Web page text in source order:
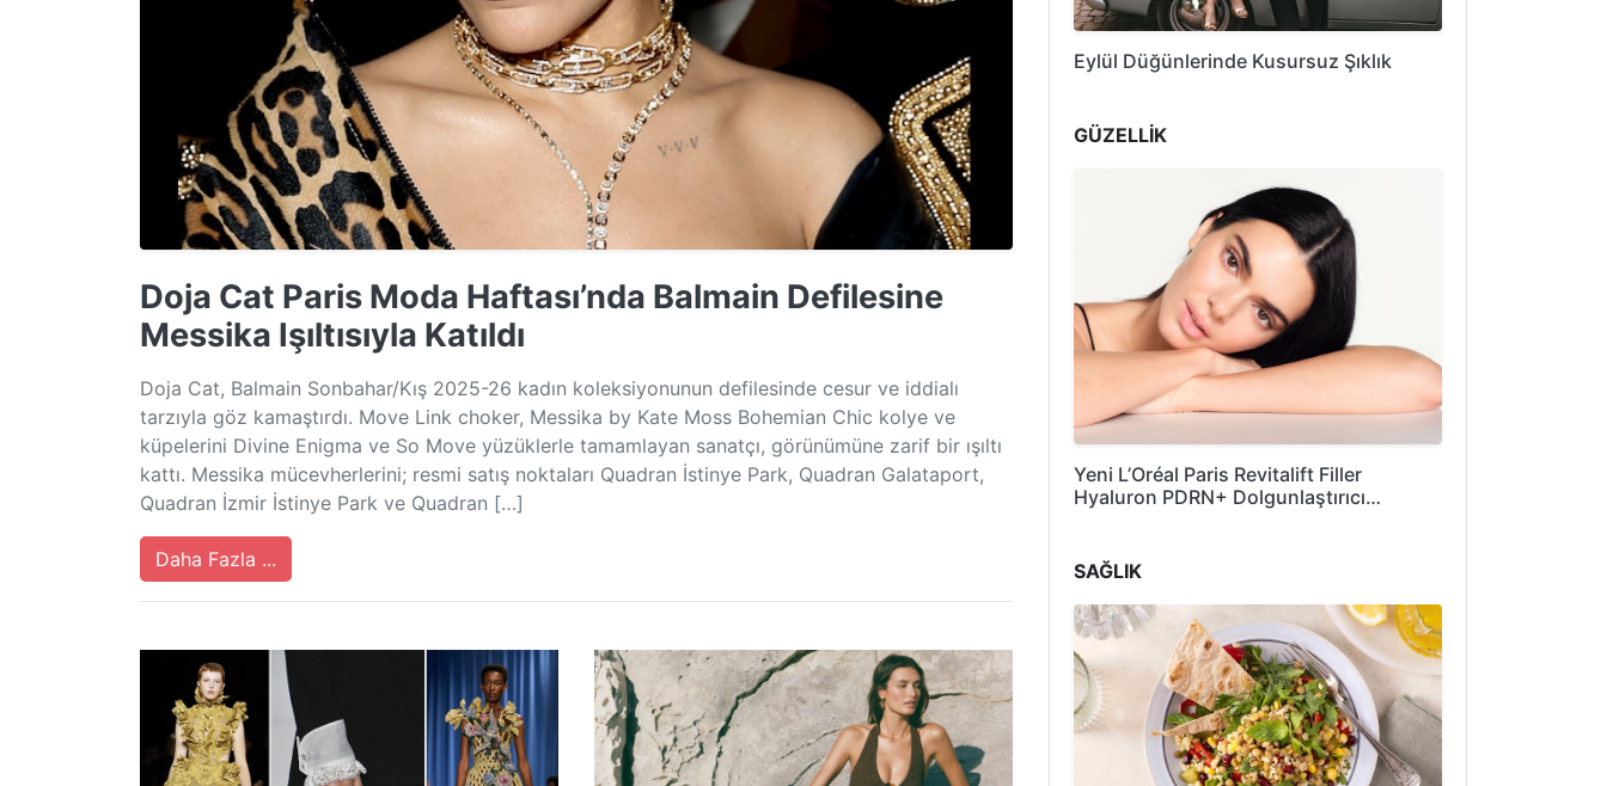
Doja Cat Paris Moda Haftası’nda Balmain Defilesine
Messika Işıltısıyla Katıldı
Doja Cat, Balmain Sonbahar/Kış 2025-26 kadın koleksiyonunun defilesinde cesur ve iddialı
tarzıyla göz kamaştırdı. Move Link choker, Messika by Kate Moss Bohemian Chic kolye ve
küpelerini Divine Enigma ve So Move yüzüklerle tamamlayan sanatçı, görünümüne zarif bir ışıltı
kattı. Messika mücevherlerini; resmi satış noktaları Quadran İstinye Park, Quadran Galataport,
Quadran İzmir İstinye Park ve Quadran […]
Daha Fazla ...
Eylül Düğünlerinde Kusursuz Şıklık
GÜZELLİK
Yeni L’Oréal Paris Revitalift Filler
Hyaluron PDRN+ Dolgunlaştırıcı…
SAĞLIK